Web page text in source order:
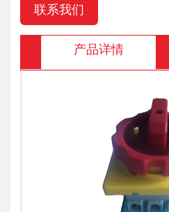
联系我们
产品详情